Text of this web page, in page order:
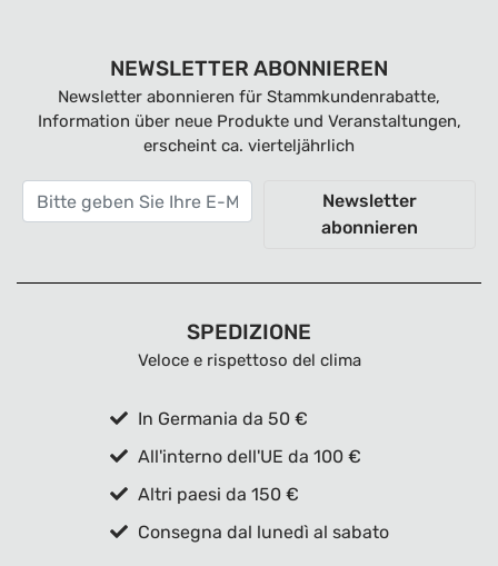
NEWSLETTER ABONNIEREN
Newsletter abonnieren für Stammkundenrabatte,
Information über neue Produkte und Veranstaltungen,
erscheint ca. vierteljährlich
Newsletter
abonnieren
SPEDIZIONE
Veloce e rispettoso del clima
In Germania da 50 €
All'interno dell'UE da 100 €
Altri paesi da 150 €
Consegna dal lunedì al sabato